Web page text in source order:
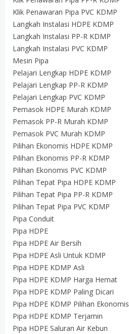
Klik Penawaran Pipa PVC KDMP
Langkah Instalasi HDPE KDMP
Langkah Instalasi PP-R KDMP
Langkah Instalasi PVC KDMP
Mesin Pipa
Pelajari Lengkap HDPE KDMP
Pelajari Lengkap PP-R KDMP
Pelajari Lengkap PVC KDMP
Pemasok HDPE Murah KDMP
Pemasok PP-R Murah KDMP
Pemasok PVC Murah KDMP
Pilihan Ekonomis HDPE KDMP
Pilihan Ekonomis PP-R KDMP
Pilihan Ekonomis PVC KDMP
Pilihan Tepat Pipa HDPE KDMP
Pilihan Tepat Pipa PP-R KDMP
Pilihan Tepat Pipa PVC KDMP
Pipa Conduit
Pipa HDPE
Pipa HDPE Air Bersih
Pipa HDPE Asli Untuk KDMP
Pipa HDPE KDMP Asli
Pipa HDPE KDMP Harga Hemat
Pipa HDPE KDMP Paling Dicari
Pipa HDPE KDMP Pilihan Ekonomis
Pipa HDPE KDMP Terjamin
Pipa HDPE Saluran Air Kebun